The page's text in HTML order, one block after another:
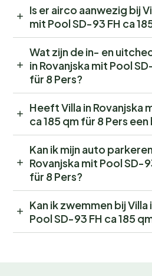
Is er airco aanwezig bij
mit Pool SD-93 FH ca
Wat zijn de in- en
in Rovanjska mit Pool
für 8 Pers?
Heeft Villa in Rovanjska
ca 185 qm für 8 Pers een
Kan ik mijn auto
Rovanjska mit Pool SD-
für 8 Pers?
Kan ik zwemmen bij Villa
Pool SD-93 FH ca 185